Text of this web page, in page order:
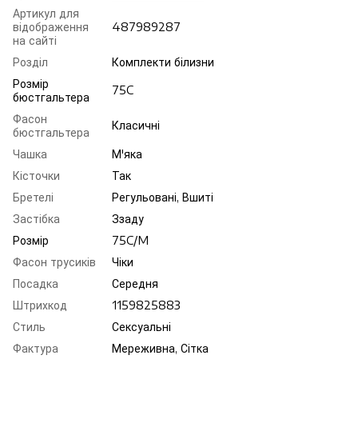
Артикул для
відображення
на сайті
487989287
Розділ
Комплекти білизни
Розмір
бюстгальтера
75C
Фасон
бюстгальтера
Класичні
Чашка
М'яка
Кісточки
Так
Бретелі
Регульовані, Вшиті
Застібка
Ззаду
Розмір
75C/M
Фасон трусиків
Чіки
Посадка
Середня
Штрихкод
1159825883
Стиль
Сексуальні
Фактура
Мереживна, Сітка